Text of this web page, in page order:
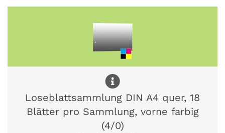
Loseblattsammlung DIN A4 quer, 18
Blätter pro Sammlung, vorne farbig
(4/0)